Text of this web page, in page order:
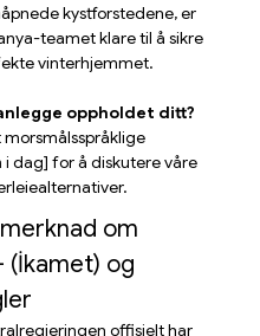
kystforstedene, er
teamet klare til å sikre
vinterhjemmet.
oppholdet ditt?
dag] for å diskutere våre
om
(İkamet) og
offisielt har